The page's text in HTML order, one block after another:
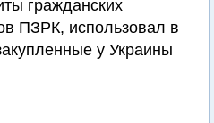
гражданских
ПЗРК, использовал в
у Украины